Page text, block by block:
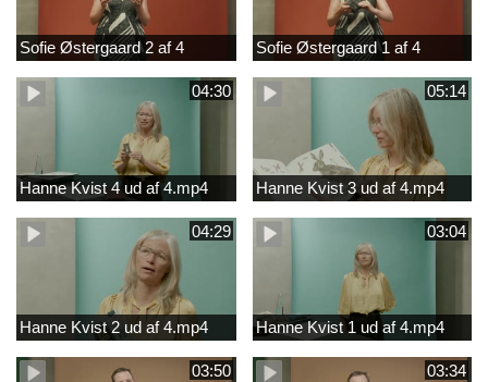
Sofie Østergaard 2 af 4 Sofie Østergaard 1 af 4
04:30
Hanne Kvist 4 ud af 4.mp4
05:14
Hanne Kvist 3 ud af 4.mp4
04:29
Hanne Kvist 2 ud af 4.mp4
03:04
Hanne Kvist 1 ud af 4.mp4
03:50 03:34